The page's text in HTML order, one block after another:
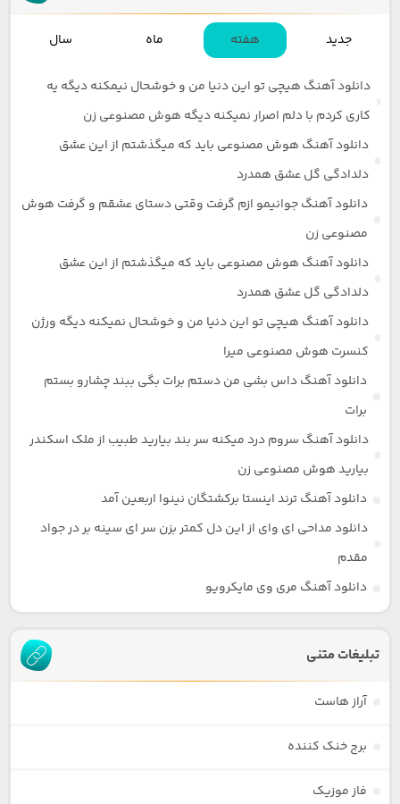
جدید هفته ماه سال
دانلود آهنگ هیچی تو این دنیا من و خوشحال نیمکنه دیگه یه
کاری کردم با دلم اصرار نمیکنه دیگه هوش مصنوعی زن
دانلود آهنگ هوش مصنوعی باید که میگذشتم از این عشق
دلدادگی گل عشق همدرد
دانلود آهنگ جوانیمو ازم گرفت وقتی دستای عشقم و گرفت هوش
مصنوعی زن
دانلود آهنگ هوش مصنوعی باید که میگذشتم از این عشق
دلدادگی گل عشق همدرد
دانلود آهنگ هیچی تو این دنیا من و خوشحال نمیکنه دیگه ورژن
کنسرت هوش مصنوعی میرا
دانلود آهنگ داس بشی من دستم برات بگی ببند چشارو بستم
برات
دانلود آهنگ سروم درد میکنه سر بند بیارید طبیب از ملک اسکندر
بیارید هوش مصنوعی زن
دانلود آهنگ ترند اینستا برکشتگان نینوا اربعین آمد
دانلود مداحی ای وای از این دل کمتر بزن سر ای سینه بر در جواد
مقدم
دانلود آهنگ مری وی مایکرویو
تبلیغات متنی
آراز هاست
برج خنک کننده
فاز موزیک